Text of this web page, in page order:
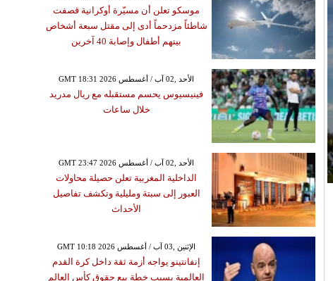
موسكو تعلن أن مسيّرة أوكرانية قصفت
شاطئاً مزدحماً أدى إلى مقتل سبعة أشخاص
بينهم أطفال وإصابة 40 آخرين
GMT 18:31 2026 الأحد ,02 آب / أغسطس
فينيسيوس يحسم مستقبله مع ريال مدريد
خلال ساعات
GMT 23:47 2026 الأحد ,02 آب / أغسطس
الداخلية المغربية تعلن حصيلة محاولات
العبور إلى سبتة ومليلية وتكشف تفاصيل
الأحداث
GMT 10:18 2026 الإثنين ,03 آب / أغسطس
إنفانتينو يواجه أزمة ثقة داخل كرة القدم
العالمية بسبب خطة بيع حقوق كأس العالم